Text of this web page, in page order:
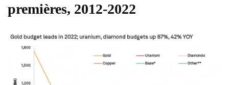
premières, 2012-2022